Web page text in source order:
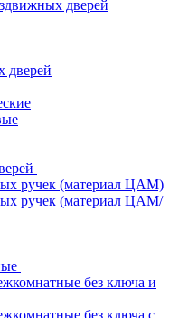
дверей
дверей
ручек (материал ЦАМ)
ручек (материал ЦАМ/
без ключа и
без ключа с